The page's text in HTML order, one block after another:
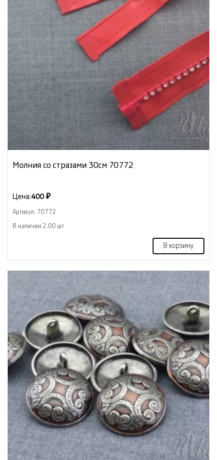
Молния со стразами 30см 70772
Цена:400 ₽
Артикул: 70772
В наличии 2.00 шт
В корзину